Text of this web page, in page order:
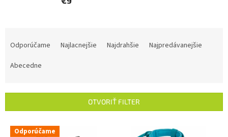
p
Odporúčame Najlacnejšie Najdrahšie
Najpredávanejšie
Abecedne
OTVORIŤ FILTER
V Odporúčame